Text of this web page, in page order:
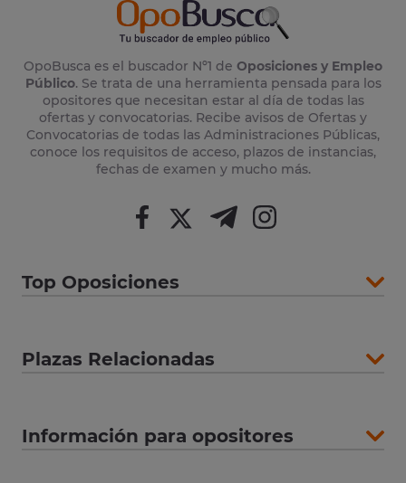
OpoBusca es el buscador Nº1 de Oposiciones y Empleo
Público. Se trata de una herramienta pensada para los
opositores que necesitan estar al día de todas las
ofertas y convocatorias. Recibe avisos de Ofertas y
Convocatorias de todas las Administraciones Públicas,
conoce los requisitos de acceso, plazos de instancias,
fechas de examen y mucho más.
Top Oposiciones
Plazas Relacionadas
Información para opositores